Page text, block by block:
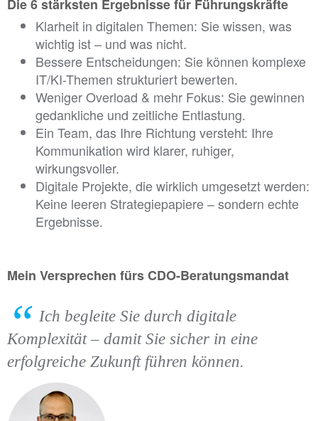
Die 6 stärksten Ergebnisse für Führungskräfte
Klarheit in digitalen Themen: Sie wissen, was
wichtig ist – und was nicht.
Bessere Entscheidungen: Sie können komplexe
IT/KI-Themen strukturiert bewerten.
Weniger Overload & mehr Fokus: Sie gewinnen
gedankliche und zeitliche Entlastung.
Ein Team, das Ihre Richtung versteht: Ihre
Kommunikation wird klarer, ruhiger,
wirkungsvoller.
Digitale Projekte, die wirklich umgesetzt werden:
Keine leeren Strategiepapiere – sondern echte
Ergebnisse.
Mein Versprechen fürs CDO-Beratungsmandat
Ich begleite Sie durch digitale
Komplexität – damit Sie sicher in eine
erfolgreiche Zukunft führen können.